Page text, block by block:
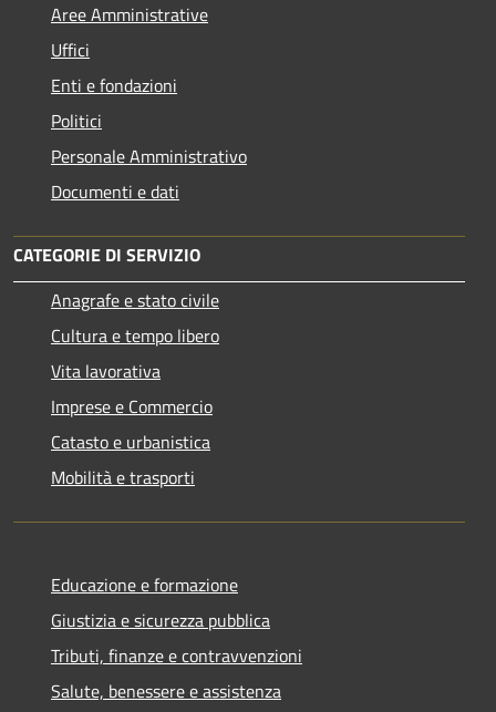
Aree Amministrative
Uffici
Enti e fondazioni
Politici
Personale Amministrativo
Documenti e dati
CATEGORIE DI SERVIZIO
Anagrafe e stato civile
Cultura e tempo libero
Vita lavorativa
Imprese e Commercio
Catasto e urbanistica
Mobilità e trasporti
Educazione e formazione
Giustizia e sicurezza pubblica
Tributi, finanze e contravvenzioni
Salute, benessere e assistenza